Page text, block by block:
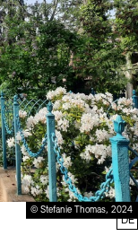
© Stefanie Thomas, 2024
DE